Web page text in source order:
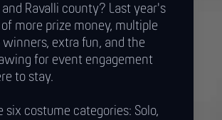
and Ravalli county? Last year's
more prize money, multiple
extra fun, and the
for event engagement
to stay.
six costume categories: Solo,